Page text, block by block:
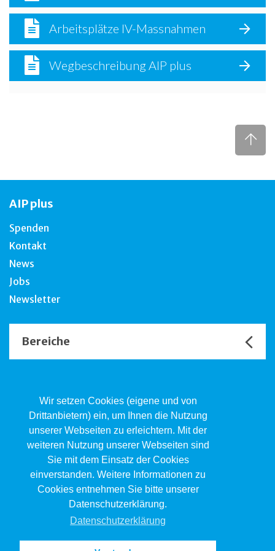
Wir setzen Cookies (eigene und von
Drittanbietern) ein, um Ihnen die Nutzung
unserer Webseiten zu erleichtern. Mit der
weiteren Nutzung unserer Webseiten sind
Sie mit dem Einsatz der Cookies
einverstanden. Weitere Informationen zu
Cookies entnehmen Sie bitte unserer
Datenschutzerklärung.
Datenschutzerklärung
Arbeitsplätze IV-Massnahmen
Wegbeschreibung AIP plus
AIP plus
Spenden
Kontakt
News
Jobs
Newsletter
Bereiche
AIP plus
Industriestrasse 28, 4133 Pratteln
061 827 99 99
aip@jsw.swiss